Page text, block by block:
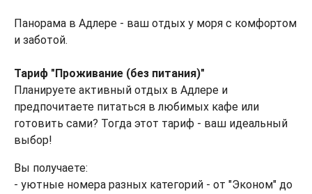
Панорама в Адлере - ваш отдых у моря с комфортом
и заботой.
Тариф "Проживание (без питания)"
Планируете активный отдых в Адлере и
предпочитаете питаться в любимых кафе или
готовить сами? Тогда этот тариф - ваш идеальный
выбор!
Вы получаете:
- уютные номера разных категорий - от "Эконом" до